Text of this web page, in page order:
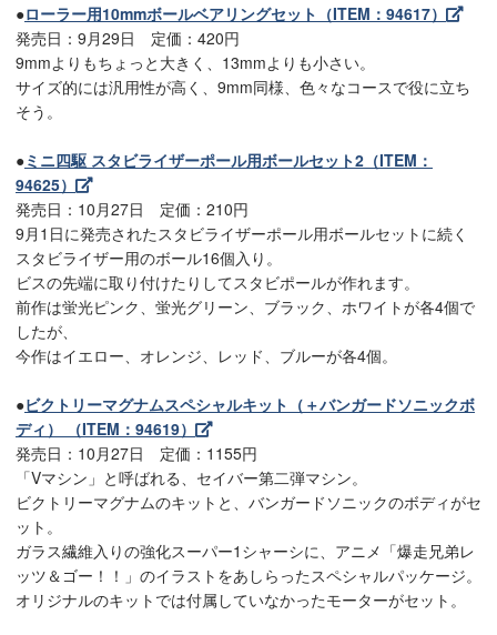
●ローラー用10mmボールベアリングセット（ITEM：94617）
発売日：9月29日 定価：420円
9mmよりもちょっと大きく、13mmよりも小さい。
サイズ的には汎用性が高く、9mm同様、色々なコースで役に立ち
そう。
●ミニ四駆 スタビライザーポール用ボールセット2（ITEM：
94625）
発売日：10月27日 定価：210円
9月1日に発売されたスタビライザーポール用ボールセットに続く
スタビライザー用のボール16個入り。
ビスの先端に取り付けたりしてスタビポールが作れます。
前作は蛍光ピンク、蛍光グリーン、ブラック、ホワイトが各4個で
したが、
今作はイエロー、オレンジ、レッド、ブルーが各4個。
●ビクトリーマグナムスペシャルキット（＋バンガードソニックボ
ディ） （ITEM：94619）
発売日：10月27日 定価：1155円
「Vマシン」と呼ばれる、セイバー第二弾マシン。
ビクトリーマグナムのキットと、バンガードソニックのボディがセ
ット。
ガラス繊維入りの強化スーパー1シャーシに、アニメ「爆走兄弟レ
ッツ＆ゴー！！」のイラストをあしらったスペシャルパッケージ。
オリジナルのキットでは付属していなかったモーターがセット。